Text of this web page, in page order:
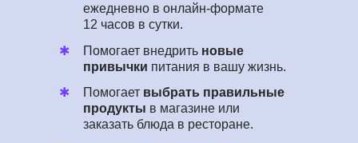
ежедневно в онлайн-формате
12 часов в сутки.
Помогает внедрить новые
привычки питания в вашу жизнь.
Помогает выбрать правильные
продукты в магазине или
заказать блюда в ресторане.
✱
✱